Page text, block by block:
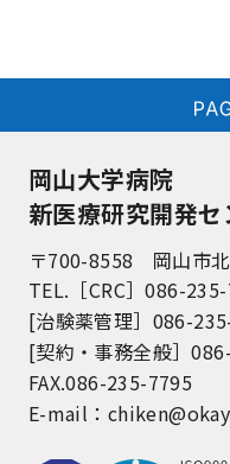
岡山大学病院
新医療研究開発
〒700-8558 岡山市
TEL.［CRC］086-
[治験薬管理］086-
[契約・事務全般］
FAX.086-235-7795
E-mail：